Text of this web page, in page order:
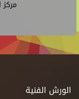
مركز
الورش الفنية